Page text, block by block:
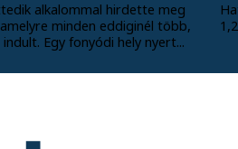
alkalommal hirdette meg
minden eddiginél több,
Egy fonyódi hely nyert...